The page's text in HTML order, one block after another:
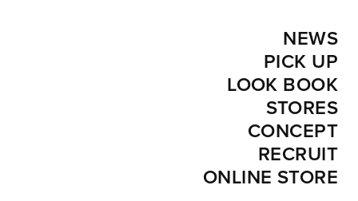
NEWS
PICK UP
LOOK BOOK
STORES
CONCEPT
RECRUIT
ONLINE STORE